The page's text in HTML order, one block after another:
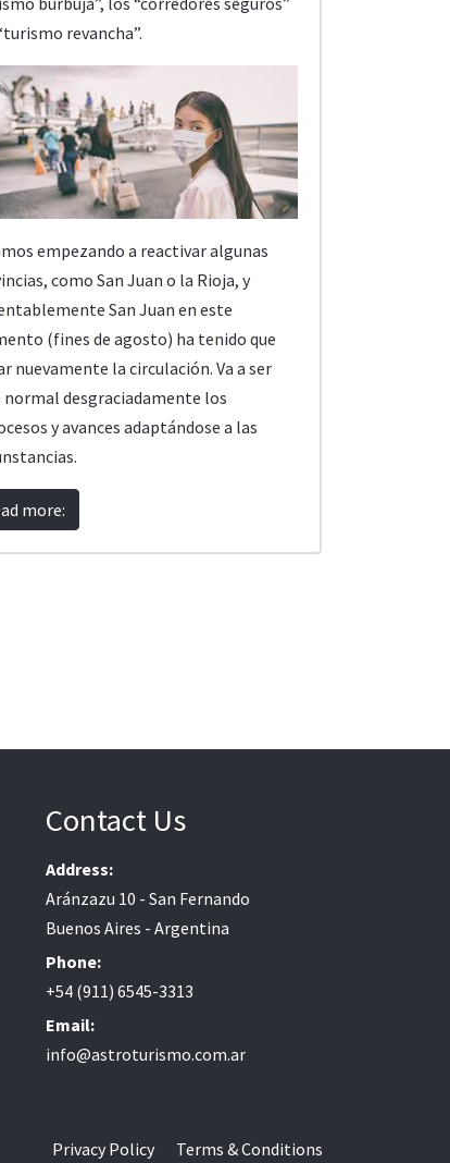
revancha”.
empezando a reactivar algunas
como San Juan o la Rioja, y
San Juan en este
(fines de agosto) ha tenido que
nuevamente la circulación. Va a ser
desgraciadamente los
y avances adaptándose a las
more:
Contact Us
Address:
Aránzazu 10 - San Fernando
Buenos Aires - Argentina
Phone:
+54 (911) 6545-3313
Email:
info@astroturismo.com.ar
Privacy Policy Terms & Conditions